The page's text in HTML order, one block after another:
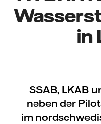
in
SSAB, LKAB
neben der
im